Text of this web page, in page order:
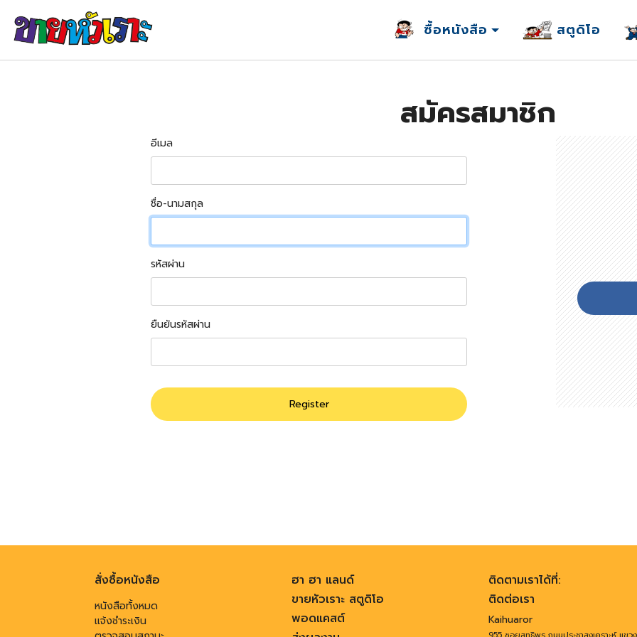
ซื้อหนังสือ สตูดิโอ
สมัครสมาชิก
อีเมล
ชื่อ-นามสกุล
รหัสผ่าน
ยืนยันรหัสผ่าน
Register
สั่งซื้อหนังสือ
หนังสือทั้งหมด
แจ้งชำระเงิน
ฮา ฮา แลนด์
ขายหัวเราะ สตูดิโอ
พอดแคสต์
ติดตามเราได้ที่:
ติดต่อเรา
Kaihuaror